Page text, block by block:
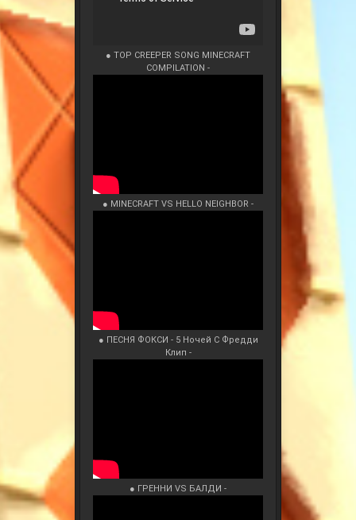
● TOP CREEPER SONG MINECRAFT
COMPILATION -
● MINECRAFT VS HELLO NEIGHBOR -
● ПЕСНЯ ФОКСИ - 5 Ночей С Фредди
Клип -
● ГРЕННИ VS БАЛДИ -